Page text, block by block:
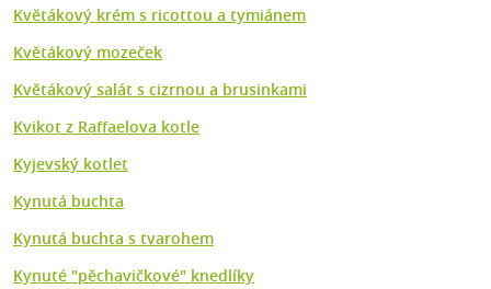
Květákový krém s ricottou a tymiánem
Květákový mozeček
Květákový salát s cizrnou a brusinkami
Kvikot z Raffaelova kotle
Kyjevský kotlet
Kynutá buchta
Kynutá buchta s tvarohem
Kynuté "pěchavičkové" knedlíky